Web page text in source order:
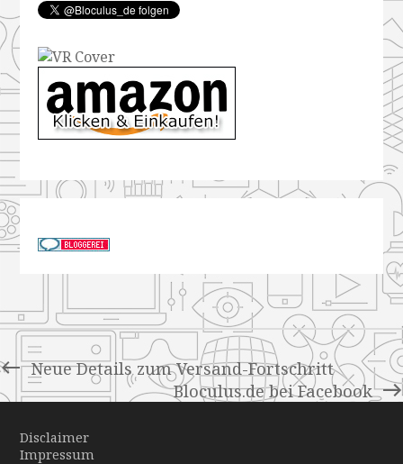
Neue Details zum Versand-Fortschritt
Bloculus.de bei Facebook
Disclaimer
Impressum